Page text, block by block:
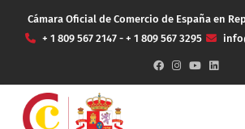
Cámara Oficial de Comercio de España en
+ 1 809 567 2147 - + 1 809 567 3295